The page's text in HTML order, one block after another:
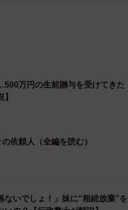
万円の生前贈与を受けてきた
依頼人（全編を読む）
ないでしょ！」妹に“相続放棄”を